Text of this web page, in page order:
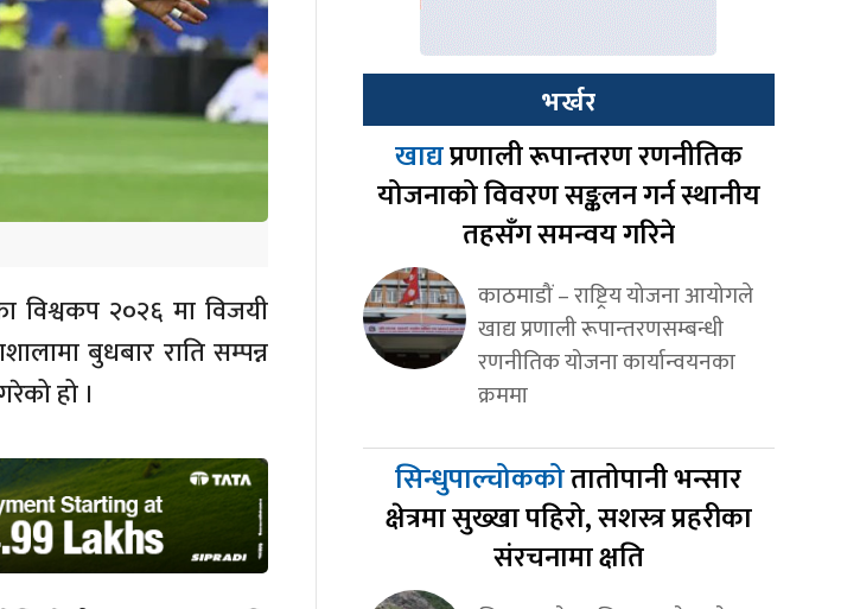
विश्वकप २०२६ मा विजयी
बुधबार राति सम्पन्न
हो ।
भर्खर
खाद्यप्रणाली रूपान्तरण रणनीतिक
योजनाको विवरण सङ्कलन गर्न स्थानीय
तहसँग समन्वय गरिने
काठमाडौं – राष्ट्रिय योजना आयोगले
खाद्य प्रणाली रूपान्तरणसम्बन्धी
रणनीतिक योजना कार्यान्वयनका
क्रममा
सिन्धुपाल्चोककोतातोपानी भन्सार
क्षेत्रमा सुख्खा पहिरो, सशस्त्र प्रहरीका
संरचनामा क्षति